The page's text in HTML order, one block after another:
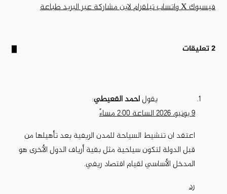
فيسبوك‫Xواتسابتيلقراملاينمشاركة عبر البريدطباعة
‫2 تعليقات
يقول احمد القعيطي:
9 يونيو، 2026 الساعة 2:00 مساءً
اعتقد ان تنشيط السياحة للمدن الريفية بعد تأهيلها من
قبل الدولة لتكون سياحية مثل بقية أرياف الدول الأخرى هو
المدخل الأساسي لقيام اقتصاد ريفي.
رد